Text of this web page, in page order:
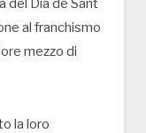
del Dia de Sant
al franchismo
mezzo di
la loro